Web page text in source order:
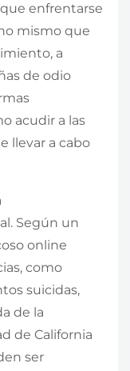
enfrentarse
mismo que
a
de odio
acudir a las
llevar a cabo
Según un
online
como
suicidas,
de la
de California
ser